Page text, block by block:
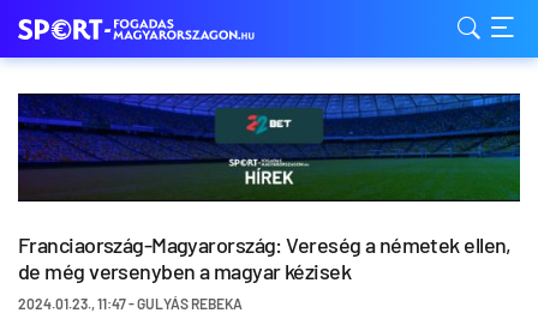
Franciaország-Magyarország: Vereség a németek ellen,
de még versenyben a magyar kézisek
2024.01.23.,11:47-GULYÁS REBEKA